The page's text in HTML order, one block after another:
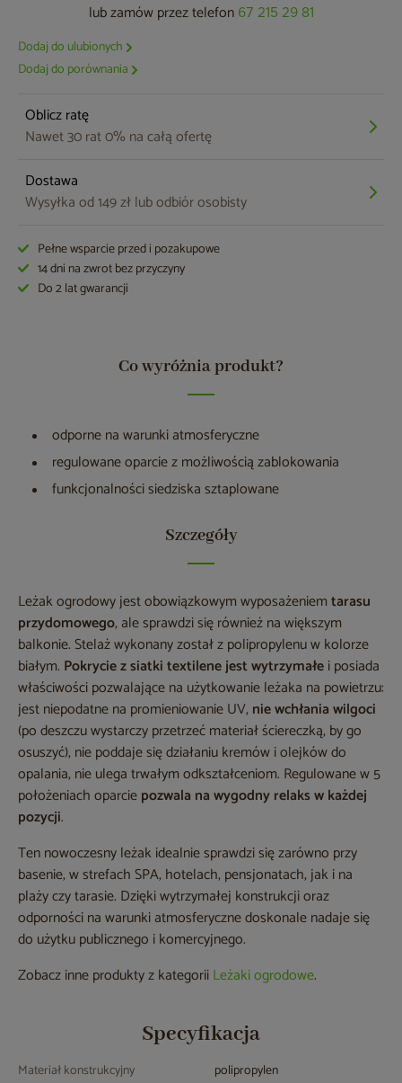
lub zamów przez telefon 67 215 29 81
Dodaj do ulubionych
Dodaj do porównania
Oblicz ratę
Nawet 30 rat 0% na całą ofertę
Dostawa
Wysyłka od 149 zł lub odbiór osobisty
Pełne wsparcie przed i pozakupowe
14 dni na zwrot bez przyczyny
Do 2 lat gwarancji
Co wyróżnia produkt?
odporne na warunki atmosferyczne
regulowane oparcie z możliwością zablokowania
funkcjonalności siedziska sztaplowane
Szczegóły
Leżak ogrodowy jest obowiązkowym wyposażeniemtarasu
przydomowego, ale sprawdzi się również na większym
balkonie. Stelaż wykonany został z polipropylenu w kolorze
białym. Pokrycie z siatki textilene jest wytrzymałei posiada
właściwości pozwalające na użytkowanie leżaka na powietrzu:
jest niepodatne na promieniowanie UV, nie wchłania wilgoci
(po deszczu wystarczy przetrzeć materiał ściereczką, by go
osuszyć), nie poddaje się działaniu kremów i olejków do
opalania, nie ulega trwałym odkształceniom. Regulowane w 5
położeniach oparciepozwala na wygodny relaks w każdej
pozycji.
Ten nowoczesny leżak idealnie sprawdzi się zarówno przy
basenie, w strefach SPA, hotelach, pensjonatach, jak i na
plaży czy tarasie. Dzięki wytrzymałej konstrukcji oraz
odporności na warunki atmosferyczne doskonale nadaje się
do użytku publicznego i komercyjnego.
Zobacz inne produkty z kategoriiLeżaki ogrodowe.
Specyfikacja
Materiał konstrukcyjny polipropylen